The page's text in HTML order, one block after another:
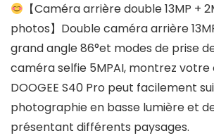
【Caméra arrière double 13MP +
photos】Double caméra arrière
grand angle 86°et modes de prise
caméra selfie 5MPAI, montrez votre
DOOGEE S40 Pro peut facilement
photographie en basse lumière et
présentant différents paysages.